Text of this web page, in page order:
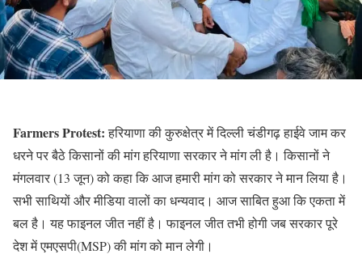
Farmers Protest:हरियाणा की कुरुक्षेत्र में दिल्ली चंडीगढ़ हाईवे जाम कर
धरने पर बैठे किसानों की मांग हरियाणा सरकार ने मांग ली है। किसानों ने
मंगलवार (13 जून) को कहा कि आज हमारी मांग को सरकार ने मान लिया है।
सभी साथियों और मीडिया वालों का धन्यवाद। आज साबित हुआ कि एकता में
बल है। यह फाइनल जीत नहीं है। फाइनल जीत तभी होगी जब सरकार पूरे
देश में एमएसपी(MSP) की मांग को मान लेगी।